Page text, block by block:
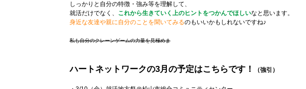
しっかりと自分の特徴・強み等を理解して、
就活だけでなく、 これから生きていく上のヒントをつかんでほしいなと思います。
身近な友達や親に自分のことを聞いてみるのもいいかもしれないですね♪
私も自分のクレーンゲームの力量を見極めま
ハートネットワークの3月の予定はこちらです！ （強引）